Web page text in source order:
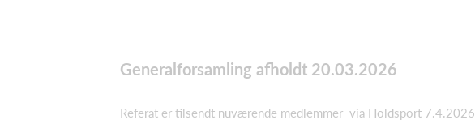
Generalforsamling afholdt 20.03.2026
Referat er tilsendt nuværende medlemmer via Holdsport 7.4.2026